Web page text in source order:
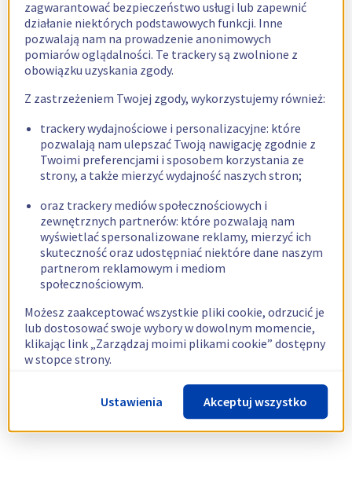
zagwarantować bezpieczeństwo usługi lub zapewnić
działanie niektórych podstawowych funkcji. Inne
pozwalają nam na prowadzenie anonimowych
pomiarów oglądalności. Te trackery są zwolnione z
obowiązku uzyskania zgody.
Z zastrzeżeniem Twojej zgody, wykorzystujemy również:
trackery wydajnościowe i personalizacyjne: które
pozwalają nam ulepszać Twoją nawigację zgodnie z
Twoimi preferencjami i sposobem korzystania ze
strony, a także mierzyć wydajność naszych stron;
oraz trackery mediów społecznościowych i
zewnętrznych partnerów: które pozwalają nam
wyświetlać spersonalizowane reklamy, mierzyć ich
skuteczność oraz udostępniać niektóre dane naszym
partnerom reklamowym i mediom
społecznościowym.
Możesz zaakceptować wszystkie pliki cookie, odrzucić je
lub dostosować swoje wybory w dowolnym momencie,
klikając link „Zarządzaj moimi plikami cookie” dostępny
w stopce strony.
Więcej informacji znajdziesz w naszejpolityce
dotyczącej wykorzystywania plików cookie.
Ustawienia Akceptuj wszystko